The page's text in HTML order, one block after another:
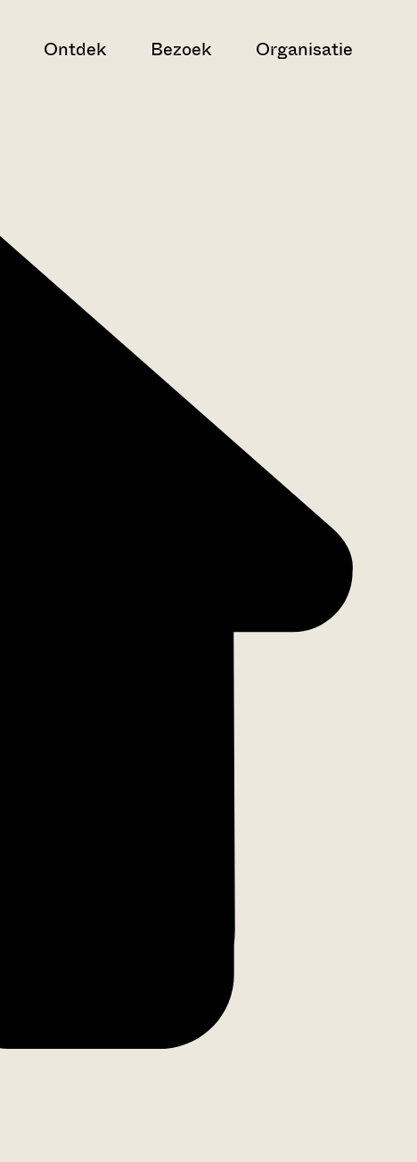
Ontdek Bezoek Organisatie